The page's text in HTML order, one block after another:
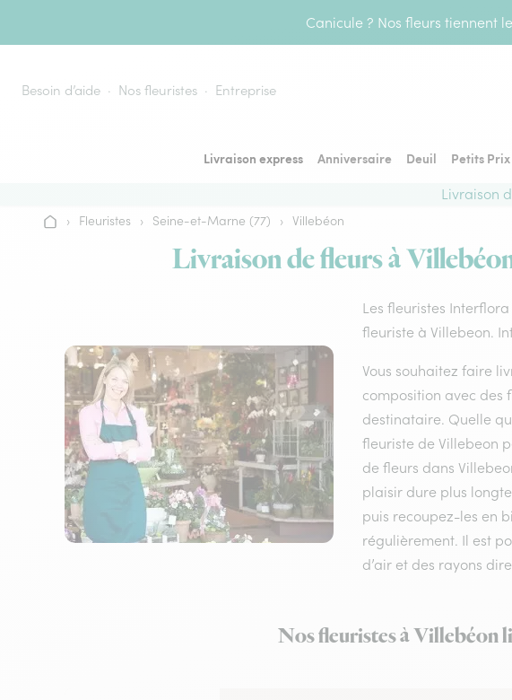
Canicule ? Nos fleurs tiennent
Besoin d’aide Nos fleuristes Entreprise
Livraison express Anniversaire Deuil Petits Prix
Livraison
Accueil
› Fleuristes › Seine-et-Marne (77) › Villebéon
Livraison de fleurs à
Les fleuristes
fleuriste à Villebeon.
Vous souhaitez faire
composition avec des
destinataire. Quelle
fleuriste de Villebeon
de fleurs dans
plaisir dure plus
puis recoupez-les en
régulièrement. Il est
d’air et des rayons
Nos fleuristes à Villebéon